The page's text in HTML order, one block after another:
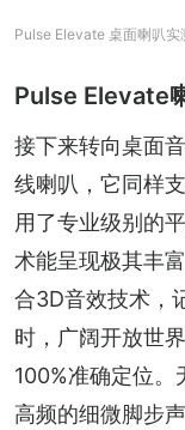
Pulse Elevate 桌面喇叭实
Pulse Elevate
接下来转向桌面
线喇叭，它同样
用了专业级别的
术能呈现极其丰
合3D音效技术，
时，广阔开放世
100%准确定位。
高频的细微脚步